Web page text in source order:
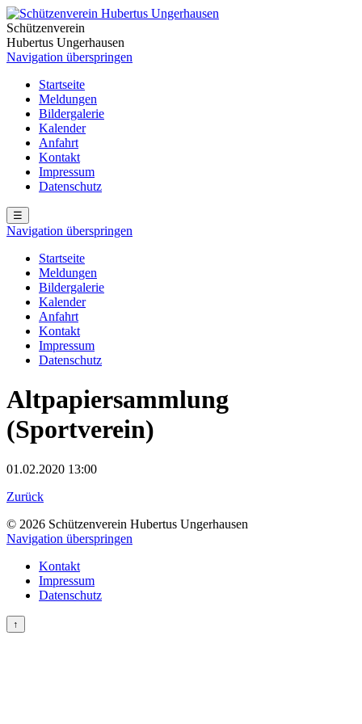
Schützenverein
Hubertus Ungerhausen
Navigation überspringen
Startseite
Meldungen
Bildergalerie
Kalender
Anfahrt
Kontakt
Impressum
Datenschutz
☰
Navigation überspringen
Startseite
Meldungen
Bildergalerie
Kalender
Anfahrt
Kontakt
Impressum
Datenschutz
Altpapiersammlung
(Sportverein)
01.02.2020 13:00
Zurück
© 2026 Schützenverein Hubertus Ungerhausen
Navigation überspringen
Kontakt
Impressum
Datenschutz
↑